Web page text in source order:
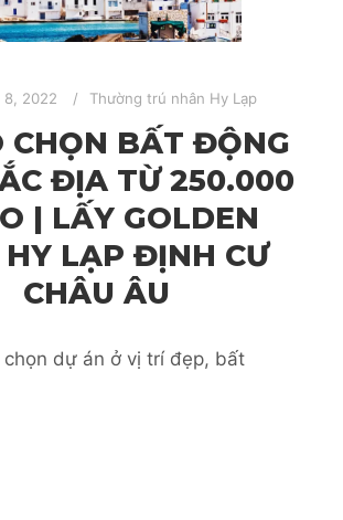
8, 2022 Thường trú nhân Hy Lạp
CHỌN BẤT ĐỘNG
ĐỊA TỪ 250.000
| LẤY GOLDEN
LẠP ĐỊNH CƯ
CHÂU ÂU
chọn dự án ở vị trí đẹp, bất